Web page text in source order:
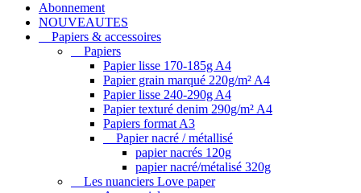
Abonnement
NOUVEAUTES
Papiers & accessoires
Papiers
Papier lisse 170-185g A4
Papier grain marqué 220g/m² A4
Papier lisse 240-290g A4
Papier texturé denim 290g/m² A4
Papiers format A3
Papier nacré / métallisé
papier nacrés 120g
papier nacré/métalisé 320g
Les nuanciers Love paper